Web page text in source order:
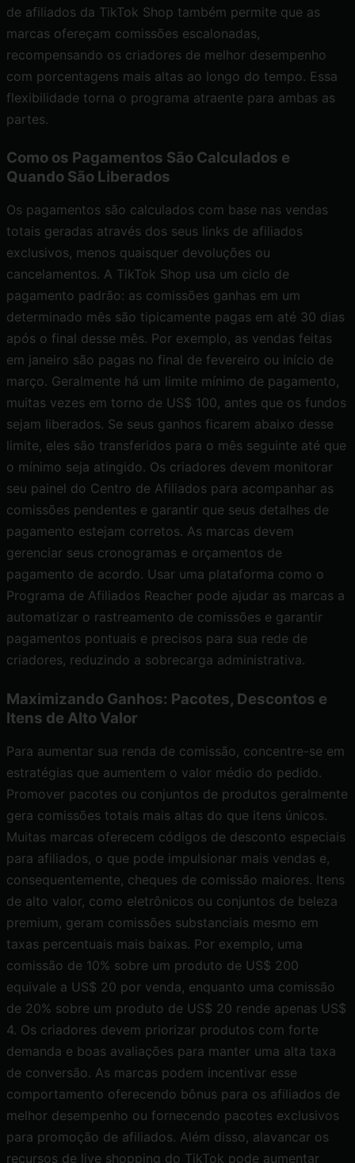
de afiliados da TikTok Shop também permite que as
marcas ofereçam comissões escalonadas,
recompensando os criadores de melhor desempenho
com porcentagens mais altas ao longo do tempo. Essa
flexibilidade torna o programa atraente para ambas as
partes.
Como os Pagamentos São Calculados e
Quando São Liberados
Os pagamentos são calculados com base nas vendas
totais geradas através dos seus links de afiliados
exclusivos, menos quaisquer devoluções ou
cancelamentos. A TikTok Shop usa um ciclo de
pagamento padrão: as comissões ganhas em um
determinado mês são tipicamente pagas em até 30 dias
após o final desse mês. Por exemplo, as vendas feitas
em janeiro são pagas no final de fevereiro ou início de
março. Geralmente há um limite mínimo de pagamento,
muitas vezes em torno de US$ 100, antes que os fundos
sejam liberados. Se seus ganhos ficarem abaixo desse
limite, eles são transferidos para o mês seguinte até que
o mínimo seja atingido. Os criadores devem monitorar
seu painel do Centro de Afiliados para acompanhar as
comissões pendentes e garantir que seus detalhes de
pagamento estejam corretos. As marcas devem
gerenciar seus cronogramas e orçamentos de
pagamento de acordo. Usar uma plataforma como o
Programa de Afiliados Reacher pode ajudar as marcas a
automatizar o rastreamento de comissões e garantir
pagamentos pontuais e precisos para sua rede de
criadores, reduzindo a sobrecarga administrativa.
Maximizando Ganhos: Pacotes, Descontos e
Itens de Alto Valor
Para aumentar sua renda de comissão, concentre-se em
estratégias que aumentem o valor médio do pedido.
Promover pacotes ou conjuntos de produtos geralmente
gera comissões totais mais altas do que itens únicos.
Muitas marcas oferecem códigos de desconto especiais
para afiliados, o que pode impulsionar mais vendas e,
consequentemente, cheques de comissão maiores. Itens
de alto valor, como eletrônicos ou conjuntos de beleza
premium, geram comissões substanciais mesmo em
taxas percentuais mais baixas. Por exemplo, uma
comissão de 10% sobre um produto de US$ 200
equivale a US$ 20 por venda, enquanto uma comissão
de 20% sobre um produto de US$ 20 rende apenas US$
4. Os criadores devem priorizar produtos com forte
demanda e boas avaliações para manter uma alta taxa
de conversão. As marcas podem incentivar esse
comportamento oferecendo bônus para os afiliados de
melhor desempenho ou fornecendo pacotes exclusivos
para promoção de afiliados. Além disso, alavancar os
recursos de live shopping do TikTok pode aumentar